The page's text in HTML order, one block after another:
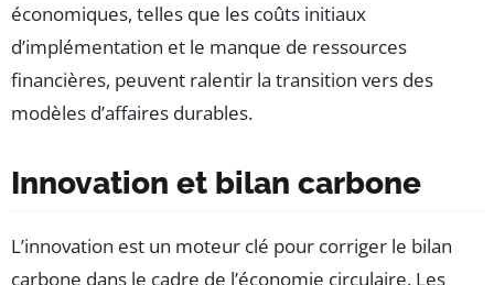
économiques, telles que les coûts initiaux
d’implémentation et le manque de ressources
financières, peuvent ralentir la transition vers des
modèles d’affaires durables.
Innovation et bilan carbone
L’innovation est un moteur clé pour corriger le bilan
carbone dans le cadre de l’économie circulaire. Les